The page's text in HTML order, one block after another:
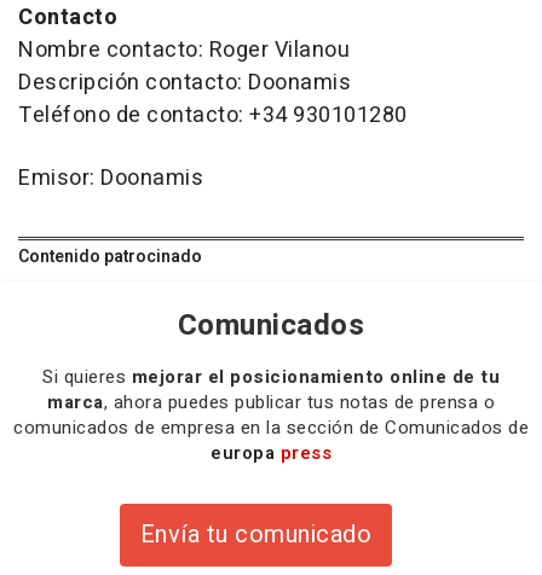
Contacto
Nombre contacto: Roger Vilanou
Descripción contacto: Doonamis
Teléfono de contacto: +34 930101280
Emisor: Doonamis
Contenido patrocinado
Comunicados
Si quieres mejorar el posicionamiento online de tu
marca, ahora puedes publicar tus notas de prensa o
comunicados de empresa en la sección de Comunicados de
europa press
Envía tu comunicado